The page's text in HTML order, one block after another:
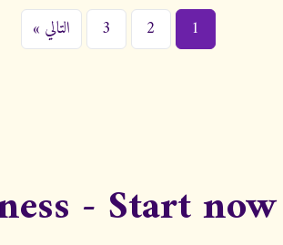
تعدد 1
2
3 التالي »
- Start